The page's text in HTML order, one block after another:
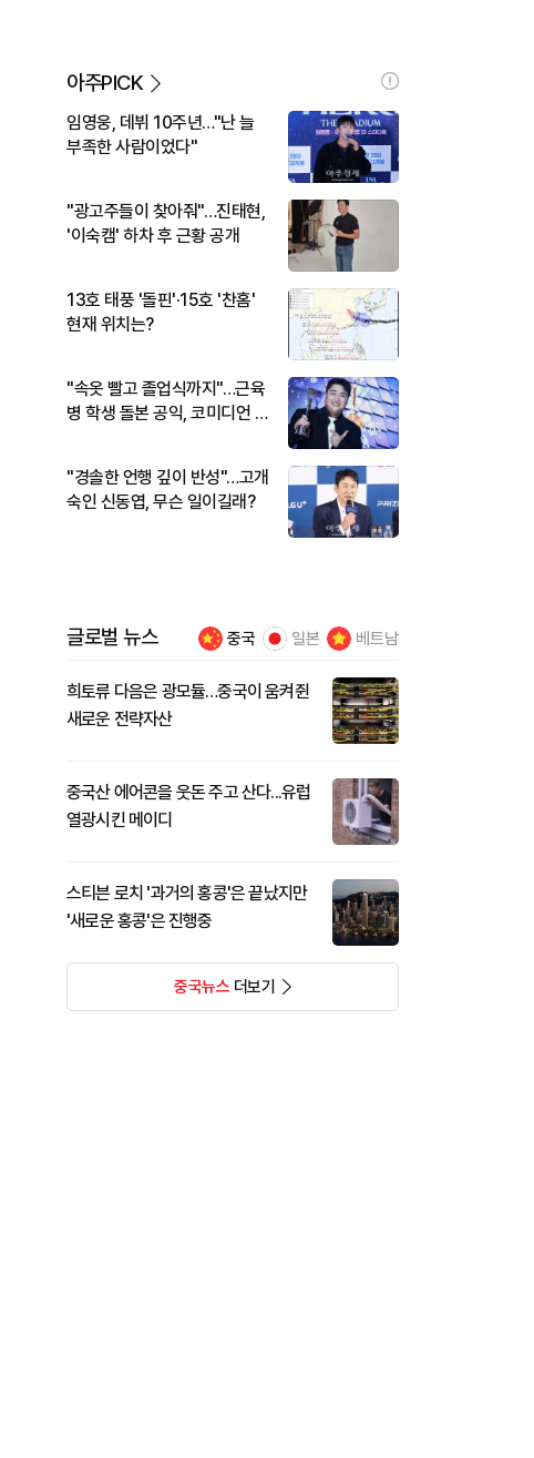
아주PICK
임영웅, 데뷔 10주년…"난 늘
부족한 사람이었다"
"광고주들이 찾아줘"…진태현,
'이숙캠' 하차 후 근황 공개
13호 태풍 '돌핀'·15호 '찬홈'
현재 위치는?
"속옷 빨고 졸업식까지"…근육
병 학생 돌본 공익, 코미디언 김
"경솔한 언행 깊이 반성"…고개
숙인 신동엽, 무슨 일이길래?
글로벌 뉴스 중국 일본 베트남
희토류 다음은 광모듈…중국이 움켜쥔
새로운 전략자산
중국산 에어콘을 웃돈 주고 산다...유럽
열광시킨 메이디
스티븐 로치 '과거의 홍콩'은 끝났지만
'새로운 홍콩'은 진행중
중국뉴스더보기